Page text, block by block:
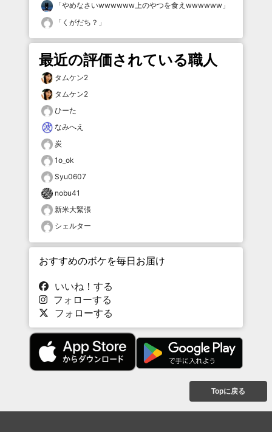
「やめなさいwwwwww上のやつを食えwwwwww 」
「 くがだち？ 」
最近の評価されている職人
タムケン2
タムケン2
ひーた
なみへえ
炭
1o_ok
Syu0607
nobu41
新米大緊張
シェルター
おすすめのボケを毎日お届け
いいね！する
フォローする
フォローする
Topに戻る